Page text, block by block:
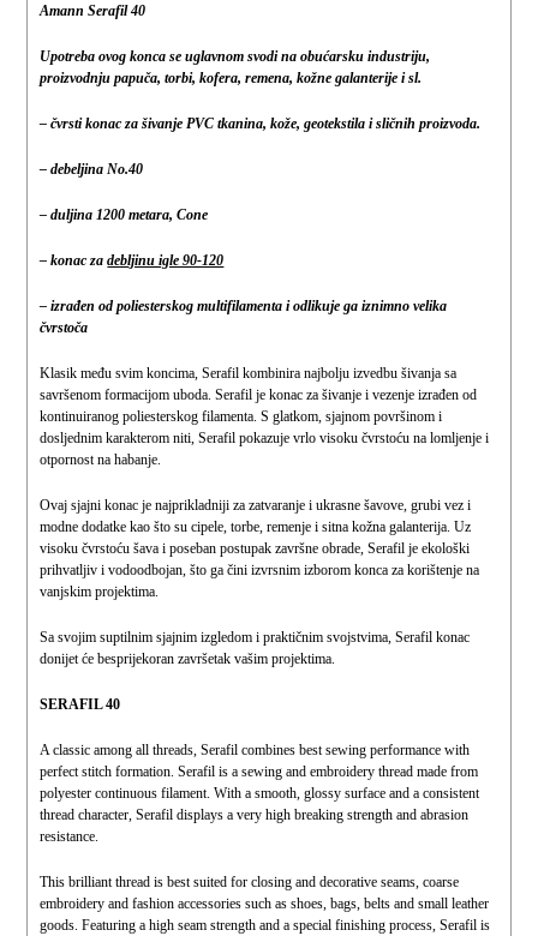
Amann Serafil 40
Upotreba ovog konca se uglavnom svodi na obućarsku industriju,
proizvodnju papuča, torbi, kofera, remena, kožne galanterije i sl.
– čvrsti konac za šivanje PVC tkanina, kože, geotekstila i sličnih proizvoda.
– debeljina No.40
– duljina 1200 metara, Cone
– konac zadebljinu igle 90-120
– izrađen od poliesterskog multifilamenta i odlikuje ga iznimno velika
čvrstoča
Klasik među svim koncima, Serafil kombinira najbolju izvedbu šivanja sa
savršenom formacijom uboda. Serafil je konac za šivanje i vezenje izrađen od
kontinuiranog poliesterskog filamenta. S glatkom, sjajnom površinom i
dosljednim karakterom niti, Serafil pokazuje vrlo visoku čvrstoću na lomljenje i
otpornost na habanje.
Ovaj sjajni konac je najprikladniji za zatvaranje i ukrasne šavove, grubi vez i
modne dodatke kao što su cipele, torbe, remenje i sitna kožna galanterija. Uz
visoku čvrstoću šava i poseban postupak završne obrade, Serafil je ekološki
prihvatljiv i vodoodbojan, što ga čini izvrsnim izborom konca za korištenje na
vanjskim projektima.
Sa svojim suptilnim sjajnim izgledom i praktičnim svojstvima, Serafil konac
donijet će besprijekoran završetak vašim projektima.
SERAFIL 40
A classic among all threads, Serafil combines best sewing performance with
perfect stitch formation. Serafil is a sewing and embroidery thread made from
polyester continuous filament. With a smooth, glossy surface and a consistent
thread character, Serafil displays a very high breaking strength and abrasion
resistance.
This brilliant thread is best suited for closing and decorative seams, coarse
embroidery and fashion accessories such as shoes, bags, belts and small leather
goods. Featuring a high seam strength and a special finishing process, Serafil is